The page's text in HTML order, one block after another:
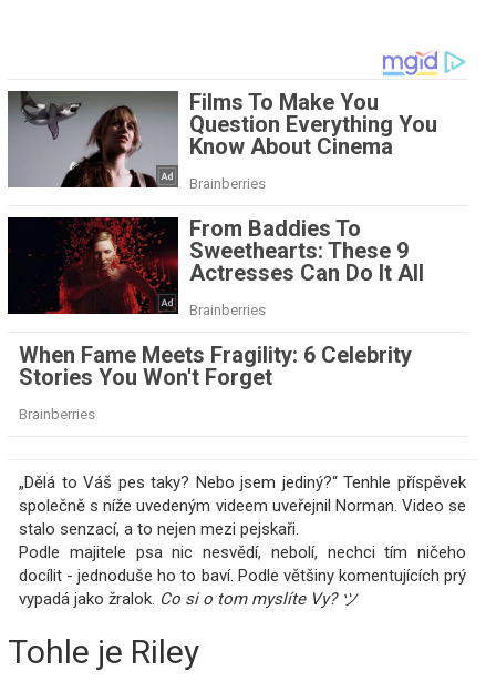
„Dělá to Váš pes taky? Nebo jsem jediný?“ Tenhle příspěvek
společně s níže uvedeným videem uveřejnil Norman. Video se
stalo senzací, a to nejen mezi pejskaři.
Podle majitele psa nic nesvědí, nebolí, nechci tím ničeho
docílit - jednoduše ho to baví. Podle většiny komentujících prý
vypadá jako žralok. Co si o tom myslíte Vy? ツ
Tohle je Riley